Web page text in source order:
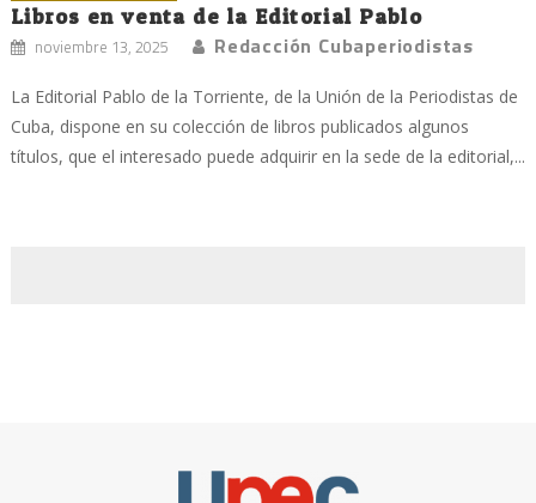
Libros en venta de la Editorial Pablo
noviembre 13, 2025 Redacción Cubaperiodistas
La Editorial Pablo de la Torriente, de la Unión de la Periodistas de
Cuba, dispone en su colección de libros publicados algunos
títulos, que el interesado puede adquirir en la sede de la editorial,...